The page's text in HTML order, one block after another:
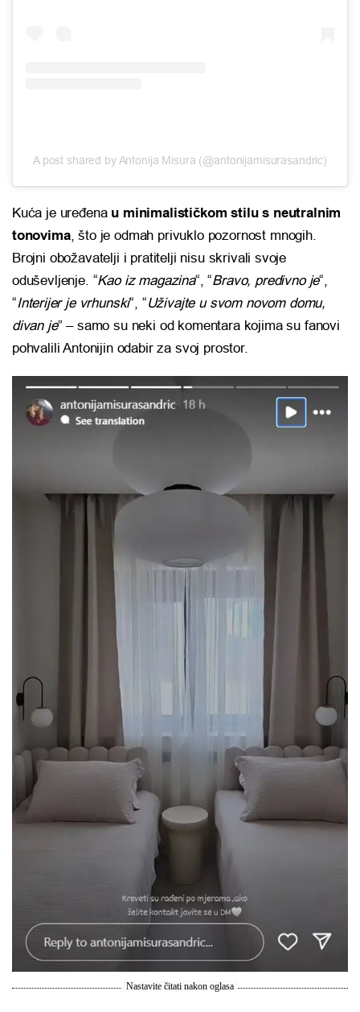
A post shared by Antonija Misura (@antonijamisurasandric)
Kuća je uređena u minimalističkom stilu s neutralnim
tonovima, što je odmah privuklo pozornost mnogih.
Brojni obožavatelji i pratitelji nisu skrivali svoje
oduševljenje. “Kao iz magazina“, “Bravo, predivno je“,
“Interijer je vrhunski“, “Uživajte u svom novom domu,
divan je” – samo su neki od komentara kojima su fanovi
pohvalili Antonijin odabir za svoj prostor.
Nastavite čitati nakon oglasa